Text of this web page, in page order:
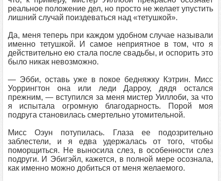
реальное положение дел, но просто не желает упустить
лишний случай поиздеваться над «тетушкой».
Да, меня теперь при каждом удобном случае называли
именно тетушкой. И самое неприятное в том, что я
действительно ею стала после свадьбы, и оспорить это
было никак невозможно.
— Эбби, оставь уже в покое бедняжку Кэтрин. Мисс
Уоррингтон она или леди Дарроу, дядя остался
прежним, — вступился за меня мистер Уиллоби, за что
я испытала огромную благодарность. Порой моя
подруга становилась смертельно утомительной.
Мисс Оэун потупилась. Глаза ее подозрительно
заблестели, и я едва удержалась от того, чтобы
поморщиться. Не выносила слез, в особенности слез
подруги. И Эбигэйл, кажется, в полной мере осознала,
как именно можно добиться от меня желаемого.